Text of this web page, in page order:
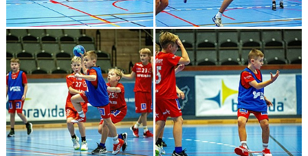
STYRELSEN
MINA SIDOR